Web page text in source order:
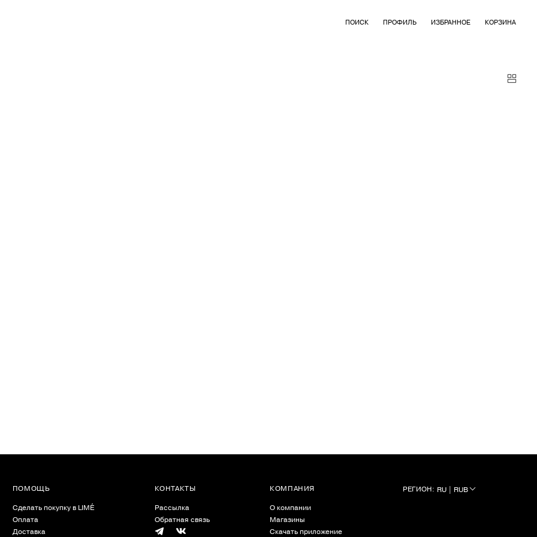
ПОИСК ПРОФИЛЬ ИЗБРАННОЕ КОРЗИНА
ПОМОЩЬ
Сделать покупку в LIMÉ
Оплата
Доставка
КОНТАКТЫ
Рассылка
Обратная связь
КОМПАНИЯ
О компании
Магазины
Скачать приложение
РЕГИОН: RU | RUB